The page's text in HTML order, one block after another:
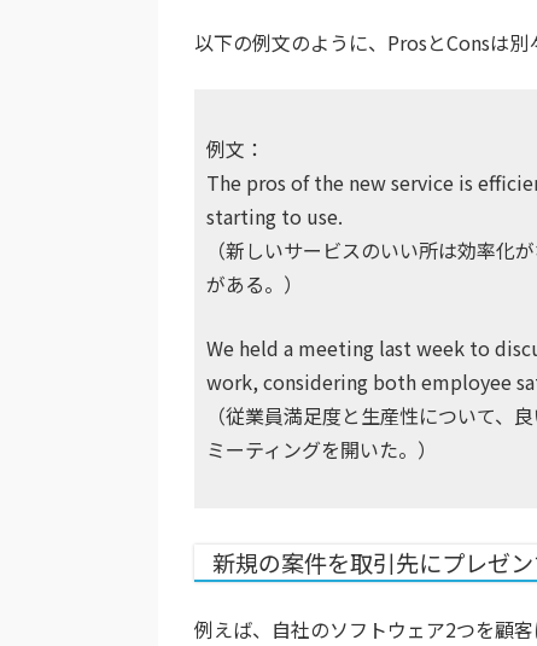
以下の例文のように、ProsとConsは別
例文：
The pros of the new service is
starting to use.
（新しいサービスのいい所は効率化
がある。）
We held a meeting last week to
work, considering both employee
（従業員満足度と生産性について、
ミーティングを開いた。）
新規の案件を取引先にプレゼ
例えば、自社のソフトウェア2つを顧